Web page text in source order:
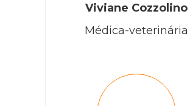
Viviane Cozzolino
Médica-veterinária